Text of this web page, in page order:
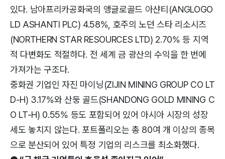
있다. 남아프리카공화국의 앵글로골드 아샨티(ANGLOGO
LD ASHANTI PLC) 4.58%, 호주의 노던 스타 리소시즈
(NORTHERN STAR RESOURCES LTD) 2.70% 등 지역
적 다변화도 적절하다. 전 세계 금 광산의 수익을 한 번에
가져가는 구조다.
중화권 기업인 자진 마이닝(ZIJIN MINING GROUP CO LT
D-H) 3.17%와 산둥 골드(SHANDONG GOLD MINING C
O LT-H) 0.55% 등도 포함되어 있어 아시아 시장의 성장
세도 놓치지 않는다. 포트폴리오는 총 80여 개 이상의 종목
으로 분산되어 있어 특정 기업의 리스크를 최소화했다.